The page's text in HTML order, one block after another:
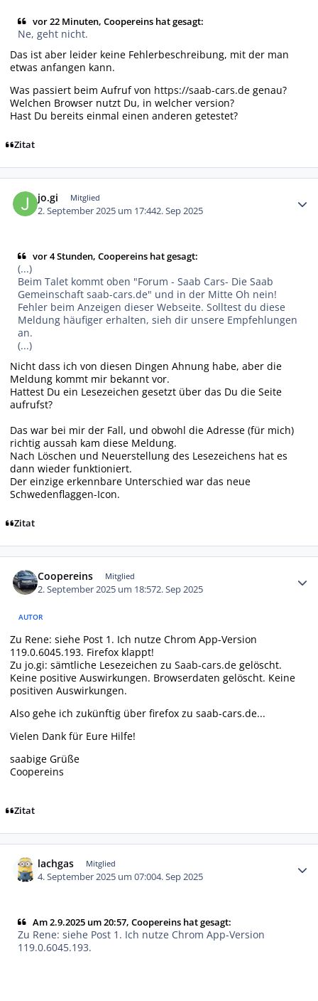
vor 22 Minuten, Coopereins hat gesagt:
Ne, geht nicht.
Das ist aber leider keine Fehlerbeschreibung, mit der man
etwas anfangen kann.
Was passiert beim Aufruf von https://saab-cars.de genau?
Welchen Browser nutzt Du, in welcher version?
Hast Du bereits einmal einen anderen getestet?
Zitat
jo.gi Mitglied
2. September 2025 um 17:442. Sep 2025
vor 4 Stunden, Coopereins hat gesagt:
(...)
Beim Talet kommt oben "Forum - Saab Cars- Die Saab
Gemeinschaft saab-cars.de" und in der Mitte Oh nein!
Fehler beim Anzeigen dieser Webseite. Solltest du diese
Meldung häufiger erhalten, sieh dir unsere Empfehlungen
an.
(...)
Nicht dass ich von diesen Dingen Ahnung habe, aber die
Meldung kommt mir bekannt vor.
Hattest Du ein Lesezeichen gesetzt über das Du die Seite
aufrufst?
Das war bei mir der Fall, und obwohl die Adresse (für mich)
richtig aussah kam diese Meldung.
Nach Löschen und Neuerstellung des Lesezeichens hat es
dann wieder funktioniert.
Der einzige erkennbare Unterschied war das neue
Schwedenflaggen-Icon.
Zitat
Coopereins Mitglied
2. September 2025 um 18:572. Sep 2025
AUTOR
Zu Rene: siehe Post 1. Ich nutze Chrom App-Version
119.0.6045.193. Firefox klappt!
Zu jo.gi: sämtliche Lesezeichen zu Saab-cars.de gelöscht.
Keine positive Auswirkungen. Browserdaten gelöscht. Keine
positiven Auswirkungen.
Also gehe ich zukünftig über firefox zu saab-cars.de...
Vielen Dank für Eure Hilfe!
saabige Grüße
Coopereins
Zitat
lachgas Mitglied
4. September 2025 um 07:004. Sep 2025
Am 2.9.2025 um 20:57, Coopereins hat gesagt:
Zu Rene: siehe Post 1. Ich nutze Chrom App-Version
119.0.6045.193.